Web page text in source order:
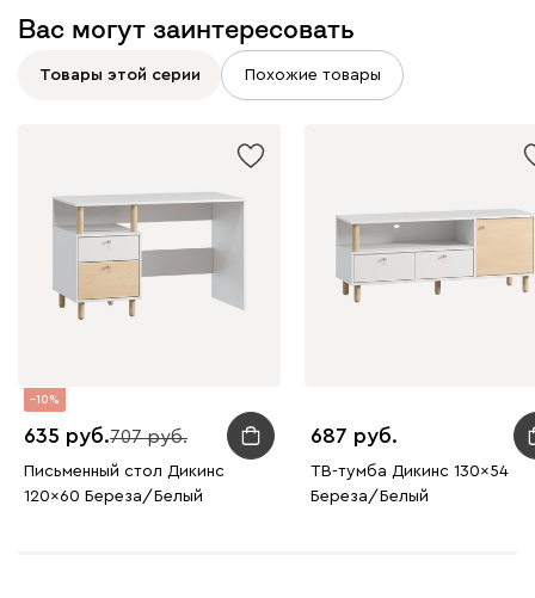
Вас могут заинтересовать
Товары этой серии Похожие товары
10
635 707
Письменный стол Дикинс
120x60 Береза/Белый
687
ТВ-тумба Дикинс 130x54
Береза/Белый